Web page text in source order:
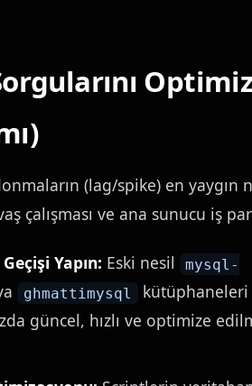
(lag/spike) en
çalışması ve ana sunucu iş
Yapın: Eski nesil
mysql-
ghmattimysql
kütüphaneleri
güncel, hızlı ve optimize